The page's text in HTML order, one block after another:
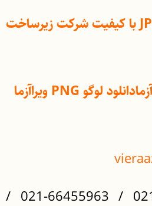
دانلود لوگو PNG و JPG با کیفیت شرکت زیرساخت
دانلود لوگو PNG ویراآزما
66455966-021 / 66455963-021 /